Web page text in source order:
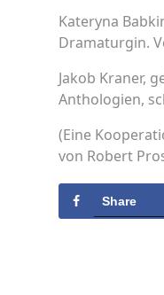
Kateryna
Dramaturgin.
Jakob Kraner,
Anthologien,
(Eine
von Robert
Share